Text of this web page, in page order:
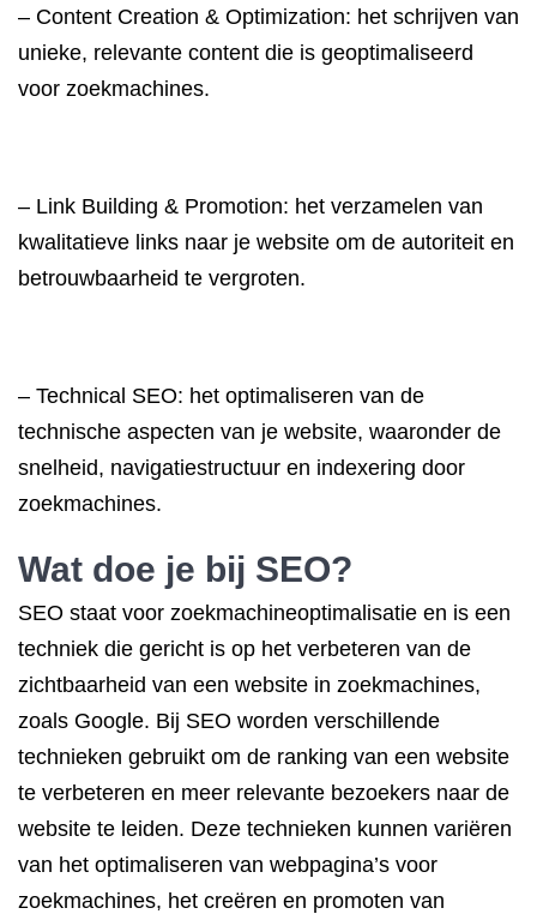
– Content Creation & Optimization: het schrijven van
unieke, relevante content die is geoptimaliseerd
voor zoekmachines.
– Link Building & Promotion: het verzamelen van
kwalitatieve links naar je website om de autoriteit en
betrouwbaarheid te vergroten.
– Technical SEO: het optimaliseren van de
technische aspecten van je website, waaronder de
snelheid, navigatiestructuur en indexering door
zoekmachines.
Wat doe je bij SEO?
SEO staat voor zoekmachineoptimalisatie en is een
techniek die gericht is op het verbeteren van de
zichtbaarheid van een website in zoekmachines,
zoals Google. Bij SEO worden verschillende
technieken gebruikt om de ranking van een website
te verbeteren en meer relevante bezoekers naar de
website te leiden. Deze technieken kunnen variëren
van het optimaliseren van webpagina’s voor
zoekmachines, het creëren en promoten van